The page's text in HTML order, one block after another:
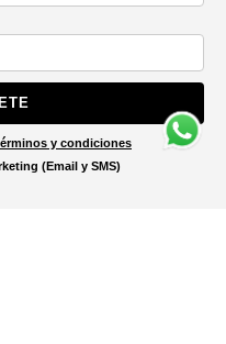
y condiciones
(Email y SMS)